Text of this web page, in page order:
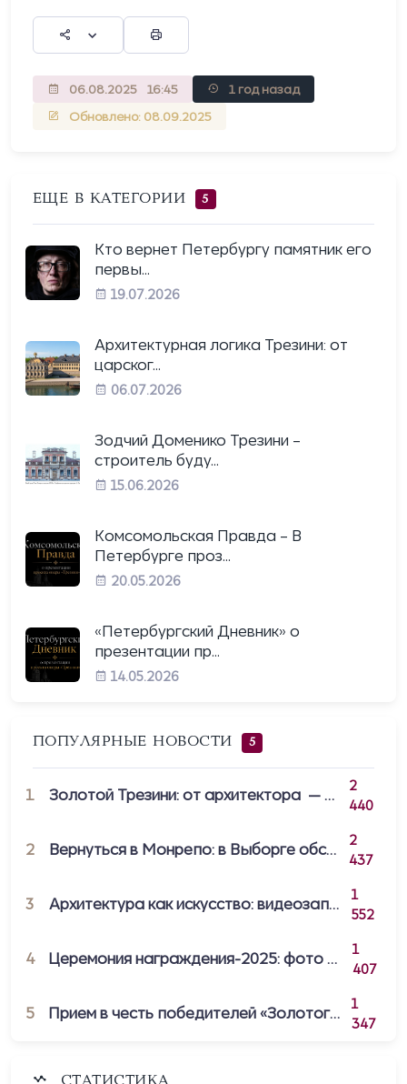
06.08.2025 16:45
1 год назад
Обновлено: 08.09.2025
ЕЩЕ В КАТЕГОРИИ 5
Кто вернет Петербургу памятник его
первы...
19.07.2026
Архитектурная логика Трезини: от
царског...
06.07.2026
Зодчий Доменико Трезини –
строитель буду...
15.06.2026
Комсомольская Правда – В
Петербурге проз...
20.05.2026
«Петербургский Дневник» о
презентации пр...
14.05.2026
ПОПУЛЯРНЫЕ НОВОСТИ 5
1 Золотой Трезини: от архитектора — к пре...
2
440
2 Вернуться в Монрепо: в Выборге обсудили...
2
437
3 Архитектура как искусство: видеозапись ц...
1
552
4 Церемония награждения-2025: фото Михаила...
1
407
5 Прием в честь победителей «Золотого Трез...
1
347
СТАТИСТИКА